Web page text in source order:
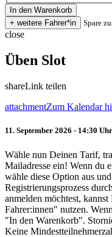
Spare
close
Üben Slot
shareLink teilen
attachmentZum Kalendar
11. September 2026 - 14:30
Wähle nun Deinen Tarif,
Mailadresse ein! Wenn du
wähle diese Option aus
Registrierungsprozess
anmelden möchtest,
Fahrer:innen" nutzen.
"In den Warenkorb".
Keine